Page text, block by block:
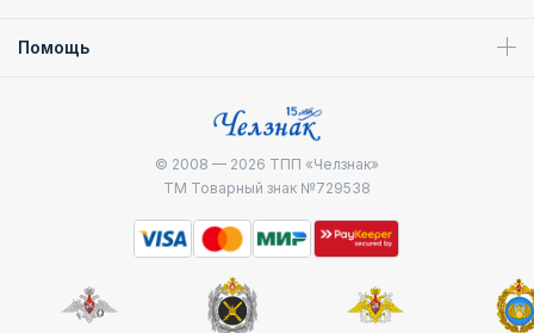
Помощь
© 2008 — 2026 ТПП «Челзнак»
ТМ Товарный знак №729538